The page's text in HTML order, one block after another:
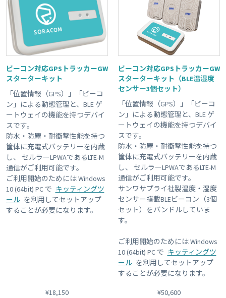
ビーコン対応GPSトラッカーGW
スターターキット
「位置情報（GPS）」「ビーコ
ン」による動態管理と、BLE ゲ
ートウェイの機能を持つデバイ
スです。
防水・防塵・耐衝撃性能を持つ
筐体に充電式バッテリーを内蔵
し、 セルラーLPWAであるLTE-M
通信がご利用可能です。
ご利用開始のためには Windows
10 (64bit) PC で キッティングツ
ール を利用してセットアップ
することが必要になります。
¥18,150
ビーコン対応GPSトラッカーGW
スターターキット（BLE温湿度
センサー3個セット）
「位置情報（GPS）」「ビーコ
ン」による動態管理と、BLE ゲ
ートウェイの機能を持つデバイ
スです。
防水・防塵・耐衝撃性能を持つ
筐体に充電式バッテリーを内蔵
し、 セルラーLPWAであるLTE-M
通信がご利用可能です。
サンワサプライ社製温度・湿度
センサー搭載BLEビーコン（3個
セット）をバンドルしていま
す。
ご利用開始のためには Windows
10 (64bit) PC で キッティングツ
ール を利用してセットアップ
することが必要になります。
¥50,600